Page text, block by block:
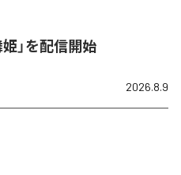
」を配信開始
2026.8.9